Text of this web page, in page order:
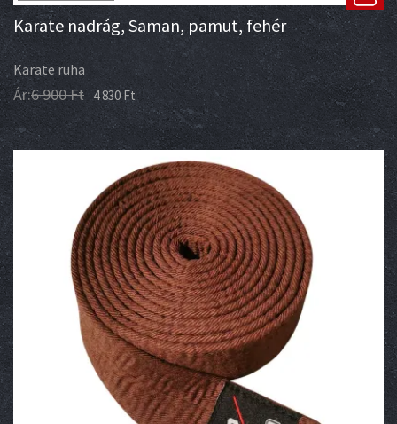
Karate nadrág, Saman, pamut, fehér
Karate ruha
Ár:6 900Ft 4 830Ft